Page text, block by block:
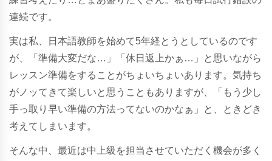
連続です。
実は私、日本語教師を始めて5年経とうとしているのです
が、「準備大変だな…」「休日返上かぁ…」と思いながら
レッスン準備をすることがちょいちょいあります。気持ち
がノッてきて楽しいと思うこともありますが、「もう少し
手っ取り早い準備の方法ってないのかなぁ」と、ときどき
考えてしまいます。
そんな中、最近は中上級を担当させていただく機会が多く